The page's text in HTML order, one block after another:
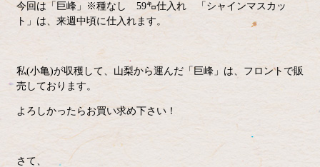
今回は「巨峰」※種なし 59㌔仕入れ 「シャインマスカッ
ト」は、来週中頃に仕入れます。
私(小亀)が収穫して、山梨から運んだ「巨峰」は、フロントで販
売しております。
よろしかったらお買い求め下さい！
さて、